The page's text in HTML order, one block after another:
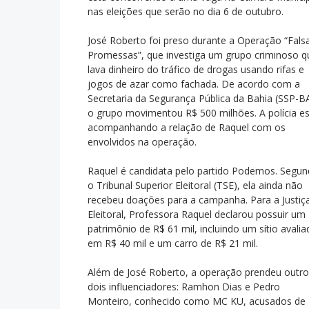
nas eleições que serão no dia 6 de outubro.
José Roberto foi preso durante a Operação
Promessas”, que investiga um grupo criminoso
lava dinheiro do tráfico de drogas usando rifas e
jogos de azar como fachada. De acordo com a
Secretaria da Segurança Pública da Bahia (SSP-
o grupo movimentou R$ 500 milhões. A polícia
acompanhando a relação de Raquel com os
envolvidos na operação.
Raquel é candidata pelo partido Podemos.
o Tribunal Superior Eleitoral (TSE), ela ainda não
recebeu doações para a campanha. Para a
Eleitoral, Professora Raquel declarou possuir um
patrimônio de R$ 61 mil, incluindo um sítio
em R$ 40 mil e um carro de R$ 21 mil.
Além de José Roberto, a operação prendeu
dois influenciadores: Ramhon Dias e Pedro
Monteiro, conhecido como MC KU, acusados de